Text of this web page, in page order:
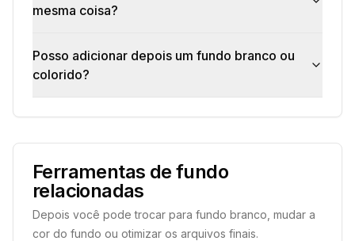
mesma coisa?
Posso adicionar depois um fundo branco ou
colorido?
Ferramentas de fundo
relacionadas
Depois você pode trocar para fundo branco, mudar a
cor do fundo ou otimizar os arquivos finais.